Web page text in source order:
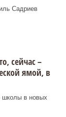
Садриев
сейчас –
ямой, в
школы в новых